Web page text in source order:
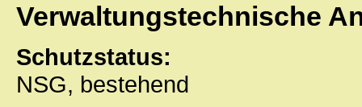
Verwaltungstechnische
Schutzstatus:
NSG, bestehend